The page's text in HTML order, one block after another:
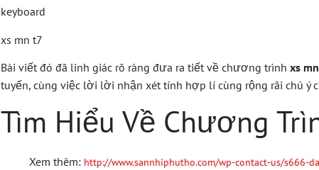
keyboard
xs mn t7
Bài viết đó đã linh giác rõ ràng đưa ra tiết về chương trình xs
tuyến, cùng việc lời lời nhận xét tính hợp lí cùng rộng rãi chú ý
Tìm Hiểu Về Chương
Xem thêm: http://www.sannhiphutho.com/wp-contact-us/s666-